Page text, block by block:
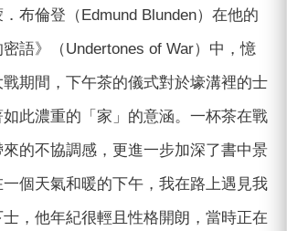
布倫登（Edmund Blunden）在他的
語》（Undertones of War）中，憶
期間，下午茶的儀式對於壕溝裡的士
此濃重的「家」的意涵。一杯茶在戰
的不協調感，更進一步加深了書中景
個天氣和暖的下午，我在路上遇見我
，他年紀很輕且性格開朗，當時正在